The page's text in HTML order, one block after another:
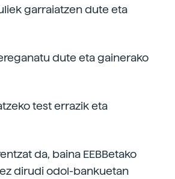
garraiatzen dute eta
dute eta gainerako
test errazik eta
da, baina EEBBetako
dirudi odol-bankuetan